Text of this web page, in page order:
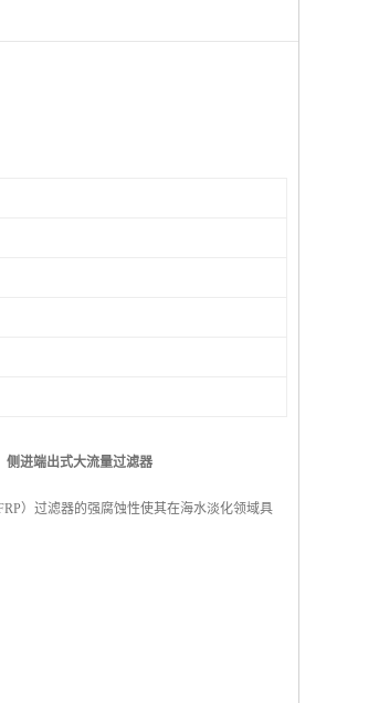
侧进端出式大流量过滤器
）过滤器的强腐蚀性使其在海水淡化领域具